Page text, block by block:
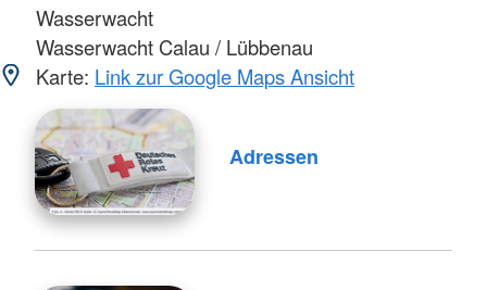
Wasserwacht
Wasserwacht Calau / Lübbenau
Karte: Link zur Google Maps Ansicht
Adressen